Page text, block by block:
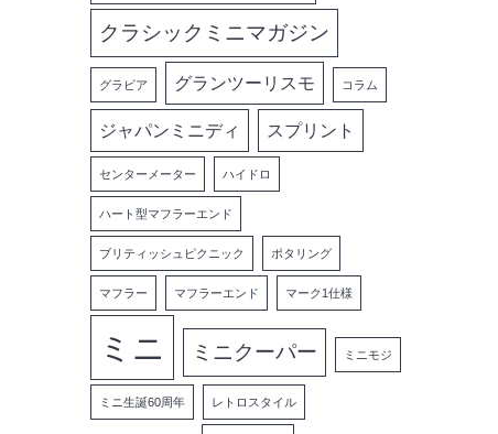
クラシックミニマガジン
グラビア グランツーリスモ コラム
ジャパンミニディ スプリント
センターメーター ハイドロ
ハート型マフラーエンド
ブリティッシュピクニック ポタリング
マフラー マフラーエンド マーク1仕様
ミニ ミニクーパー ミニモジ
ミニ生誕60周年 レトロスタイル